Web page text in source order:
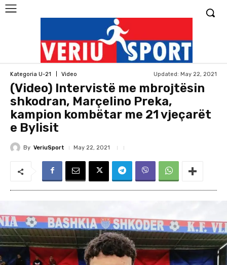
Kategoria U-21 Video Updated: May 22, 2021
(Video) Intervistë me mbrojtësin
shkodran, Marçelino Preka,
kampion kombëtar me 21 vjeçarët
e Bylisit
By VeriuSport May 22, 2021